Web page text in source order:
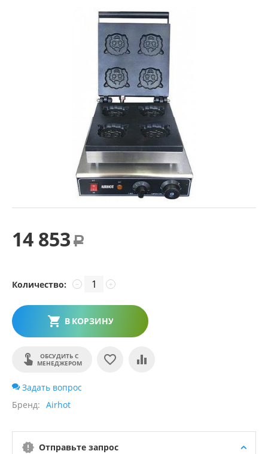
14 853 Р
Количество: +
−
В КОРЗИНУ
ОБСУДИТЬ С
МЕНЕДЖЕРОМ
Задать вопрос
Бренд
Airhot
Отправьте запрос